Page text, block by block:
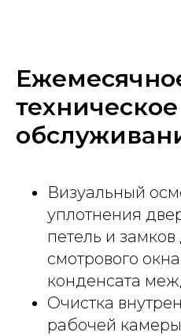
техническое
Визуальный
уплотнения
петель и
смотрового
конденсата
Очистка
рабочей